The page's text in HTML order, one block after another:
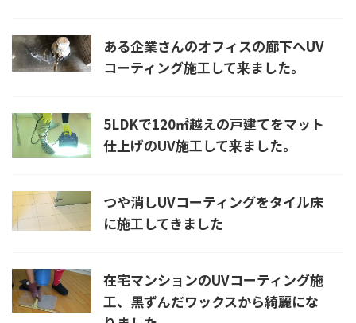
ある企業さんのオフィスの廊下へUV
コーティング施工して来ました。
5LDKで120㎡越えの戸建てをマット
仕上げのUV施工して来ました。
つや消しUVコーティングをタイル床
に施工してきました
在宅マンションのUVコーティング施
工、黒ずんだワックスから綺麗にな